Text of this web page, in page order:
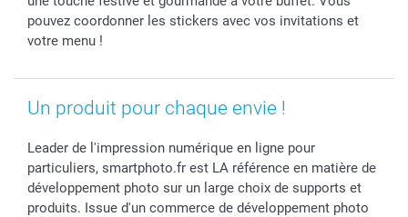
Dénicheur d'idées cadeau
Toussaint
Saint-Valentin
Vacances
Gestion des cookies
Tarifs
Investisseurs
Modes de paiement
Statut de ma commande
pouvez coordonner les stickers avec vos invitations et
votre menu !
Un produit pour chaque envie !
Leader de l'impression numérique en ligne pour
particuliers, smartphoto.fr est LA référence en matière de
développement photo sur un large choix de supports et
produits. Issue d'un commerce de développement photo